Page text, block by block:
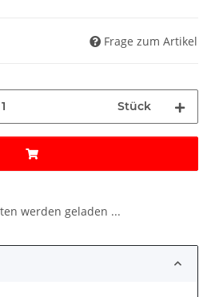
Frage zum Artikel
Stück
werden geladen ...